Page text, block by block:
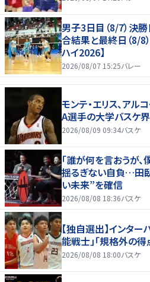
男子3日目（8/7）決
合結果と最終日（8/8
ハイ2026】
2026/08/07 15:25バレー
モンテ・エリス、ア
A選手の大学バスケ
2026/08/09 09:34バスケ
「誰が何を言おうが
揺るぎない自負…田
い未来”を確信
2026/08/08 18:36バスケ
【独自選出】インタ
能戦士」「規格外の得
2026/08/08 18:00バスケ